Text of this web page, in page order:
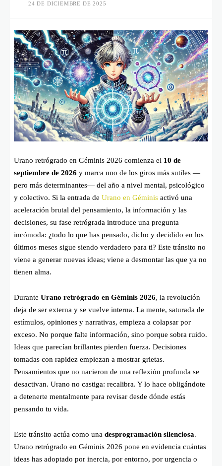
24 DE DICIEMBRE DE 2025
Urano retrógrado en Géminis 2026 comienza el 10 de
septiembre de 2026 y marca uno de los giros más sutiles —
pero más determinantes— del año a nivel mental, psicológico
y colectivo. Si la entrada de Urano en Géminis activó una
aceleración brutal del pensamiento, la información y las
decisiones, su fase retrógrada introduce una pregunta
incómoda: ¿todo lo que has pensado, dicho y decidido en los
últimos meses sigue siendo verdadero para ti? Este tránsito no
viene a generar nuevas ideas; viene a desmontar las que ya no
tienen alma.
Durante Urano retrógrado en Géminis 2026, la revolución
deja de ser externa y se vuelve interna. La mente, saturada de
estímulos, opiniones y narrativas, empieza a colapsar por
exceso. No porque falte información, sino porque sobra ruido.
Ideas que parecían brillantes pierden fuerza. Decisiones
tomadas con rapidez empiezan a mostrar grietas.
Pensamientos que no nacieron de una reflexión profunda se
desactivan. Urano no castiga: recalibra. Y lo hace obligándote
a detenerte mentalmente para revisar desde dónde estás
pensando tu vida.
Este tránsito actúa como una desprogramación silenciosa.
Urano retrógrado en Géminis 2026 pone en evidencia cuántas
ideas has adoptado por inercia, por entorno, por urgencia o